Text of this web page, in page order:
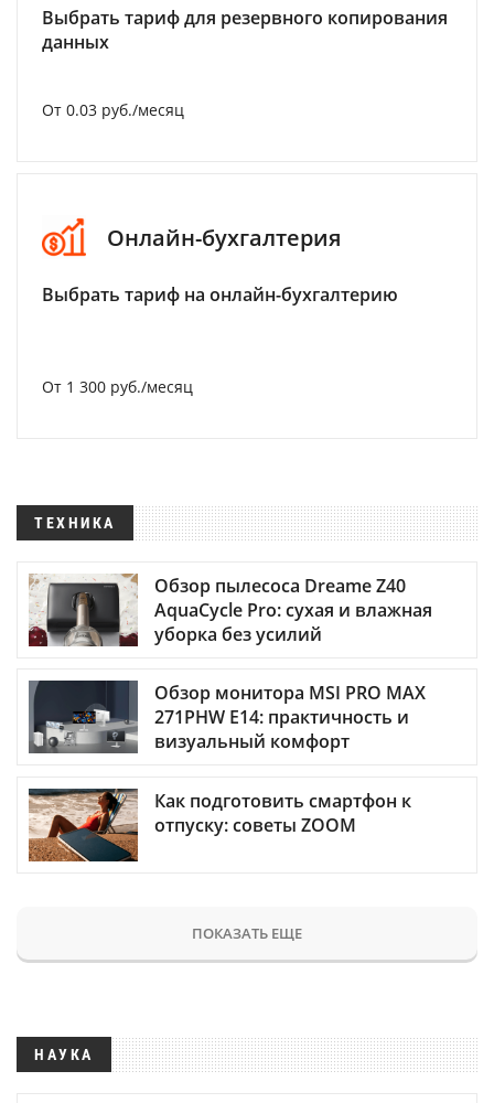
Выбрать тариф для резервного копирования
данных
От 0.03 руб./месяц
Онлайн-бухгалтерия
Выбрать тариф на онлайн-бухгалтерию
От 1 300 руб./месяц
ТЕХНИКА
Обзор пылесоса Dreame Z40
AquaCycle Pro: сухая и влажная
уборка без усилий
Обзор монитора MSI PRO MAX
271PHW E14: практичность и
визуальный комфорт
Как подготовить смартфон к
отпуску: советы ZOOM
ПОКАЗАТЬ ЕЩЕ
НАУКА